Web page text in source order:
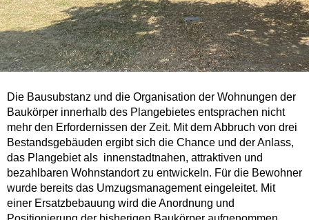
Die Bausubstanz und die Organisation der Wohnungen der
Baukörper innerhalb des Plangebietes entsprachen nicht
mehr den Erfordernissen der Zeit. Mit dem Abbruch von drei
Bestandsgebäuden ergibt sich die Chance und der Anlass,
das Plangebiet als innenstadtnahen, attraktiven und
bezahlbaren Wohnstandort zu entwickeln. Für die Bewohner
wurde bereits das Umzugsmanagement eingeleitet. Mit
einer Ersatzbebauung wird die Anordnung und